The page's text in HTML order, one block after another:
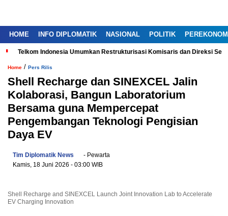
HOME INFO DIPLOMATIK NASIONAL POLITIK
Telkom Indonesia Umumkan Restrukturisasi Komisaris dan Direksi
Home / Pers Rilis
Shell Recharge dan SINEXCEL Jalin
Kolaborasi, Bangun Laboratorium
Bersama guna Mempercepat
Pengembangan Teknologi Pengisian
Daya EV
Tim Diplomatik News
- Pewarta
Kamis, 18 Juni 2026 - 03:00 WIB
Shell Recharge and SINEXCEL Launch Joint Innovation Lab to Accelerate
EV Charging Innovation